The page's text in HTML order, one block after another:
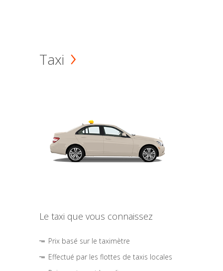
Taxi
Le taxi que vous connaissez
Prix basé sur le taximètre
Effectué par les flottes de taxis locales